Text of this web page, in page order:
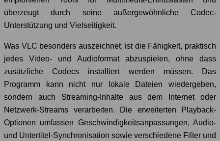
überzeugt durch seine außergewöhnliche Codec-
Unterstützung und Vielseitigkeit.
Was VLC besonders auszeichnet, ist die Fähigkeit, praktisch
jedes Video- und Audioformat abzuspielen, ohne dass
zusätzliche Codecs installiert werden müssen. Das
Programm kann nicht nur lokale Dateien wiedergeben,
sondern auch Streaming-Inhalte aus dem Internet oder
Netzwerk-Streams verarbeiten. Die erweiterten Playback-
Optionen umfassen Geschwindigkeitsanpassungen, Audio-
und Untertitel-Synchronisation sowie verschiedene Filter und